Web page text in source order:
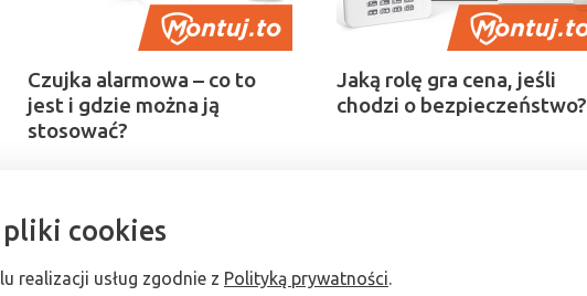
Czujka alarmowa – co to
jest i gdzie można ją
stosować?
Jaką rolę gra cena, jeśli
chodzi o bezpieczeństwo?
cookies
realizacji usług zgodnie z Polityką prywatności.